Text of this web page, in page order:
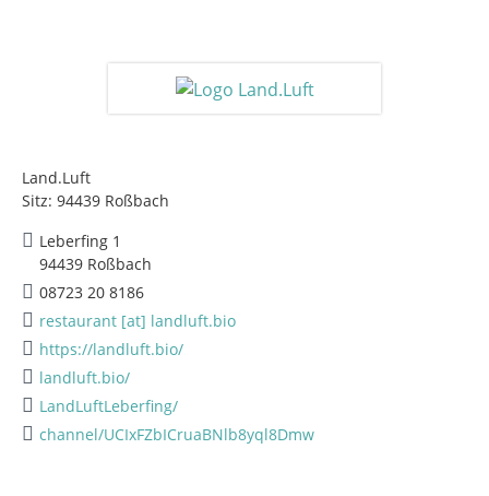
Land.Luft
Sitz: 94439 Roßbach
Leberfing 1
94439 Roßbach
08723 20 8186
restaurant [at] landluft.bio
https://landluft.bio/
landluft.bio/
LandLuftLeberfing/
channel/UCIxFZbICruaBNlb8yql8Dmw